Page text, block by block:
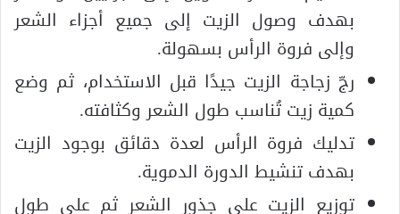
بهدف وصول الزيت إلى جميع أجزاء الشعر
وإلى فروة الرأس بسهولة.
رجّ زجاجة الزيت جيدًا قبل الاستخدام، ثم وضع
كمية زيت تُناسب طول الشعر وكثافته.
تدليك فروة الرأس لعدة دقائق بوجود الزيت
بهدف تنشيط الدورة الدموية.
توزيع الزيت على جذور الشعر ثم على طول